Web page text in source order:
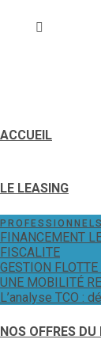
ACCUEIL
LE LEASING
PROFESSIONNELS
FINANCEMENT
FISCALITE
GESTION
UNE MOBILITÉ
L’analyse TCO :
NOS OFFRES DU